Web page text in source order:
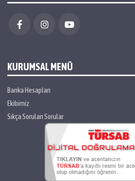
KURUMSAL MENÜ
Banka Hesapları
Ekibimiz
Sıkça Sorulan Sorular